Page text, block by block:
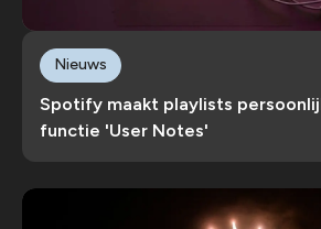
Spotify maakt playlists
functie 'User Notes'
Nieuws